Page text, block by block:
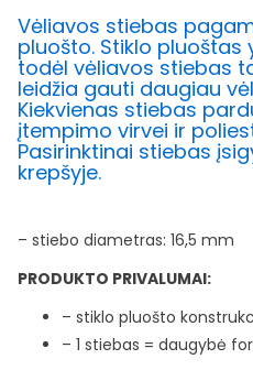
Vėliavos stiebas
pluošto. Stiklo pluoštas
todėl vėliavos stiebas
leidžia gauti daugiau
Kiekvienas stiebas
įtempimo virvei ir
Pasirinktinai stiebas
krepšyje.
– stiebo diametras: 16,5 mm
PRODUKTO PRIVALUMAI:
– stiklo pluošto
– 1 stiebas = daugybė